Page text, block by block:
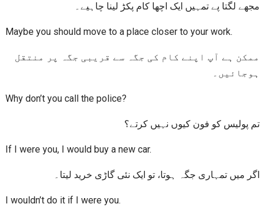
مجھے لگتا پے تمہیں ایک اچھا کام پکڑ لینا چاہیے۔
Maybe you should move to a place closer to your work.
ممکن ہے آپ اپنے کام کی جگہ سے قریبی جگہ پر منتقل
ہوجائیں۔
Why don’t you call the police?
تم پولیس کو فون کیوں نہیں کرتے؟
If I were you, I would buy a new car.
اگر میں تمہاری جگہ ہوتا، تو ایک نئی گاڑی خرید لیتا۔
I wouldn’t do it if I were you.